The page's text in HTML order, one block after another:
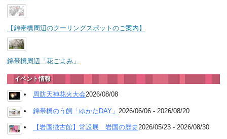
【錦帯橋周辺のクーリングスポットのご案内】
錦帯橋周辺「花ごよみ」
イベント情報
周防天神花火大会2026/08/08
錦帯橋のう飼「ゆかたDAY」 2026/06/06 - 2026/08/20
【岩国徴古館】常設展 岩国の歴史2026/05/23 - 2026/08/30